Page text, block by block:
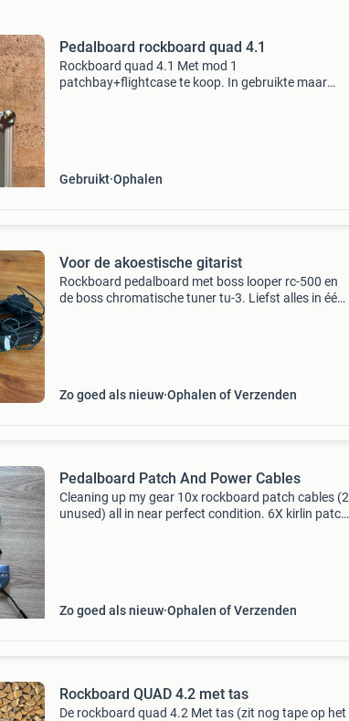
Pedalboard rockboard quad 4.1
Rockboard quad 4.1 Met mod 1
patchbay+flightcase te koop. In gebruikte maar
Gebruikt Ophalen
Voor de akoestische gitarist
Rockboard pedalboard met boss looper rc-500 en
de boss chromatische tuner tu-3. Liefst alles in één
Zo goed als nieuw Ophalen of Verzenden
Pedalboard Patch And Power Cables
Cleaning up my gear 10x rockboard patch cables (2
unused) all in near perfect condition. 6X kirlin patch
Zo goed als nieuw Ophalen of Verzenden
Rockboard QUAD 4.2 met tas
De rockboard quad 4.2 Met tas (zit nog tape op het